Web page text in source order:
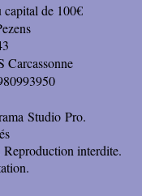
de 100€
Carcassonne
Studio Pro.
interdite.